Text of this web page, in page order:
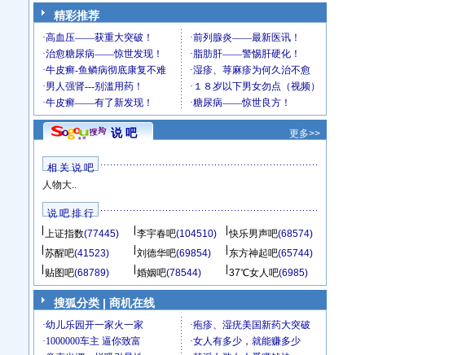
精彩推荐
说 吧 更多>>
相 关 说 吧
人物大..
说 吧 排 行
上证指数(77445) 李宇春吧(104510) 快乐男声吧(68574)
苏醒吧(41523) 刘德华吧(69854) 东方神起吧(65744)
贴图吧(68789) 婚姻吧(78544) 37℃女人吧(6985)
搜狐分类 | 商机在线